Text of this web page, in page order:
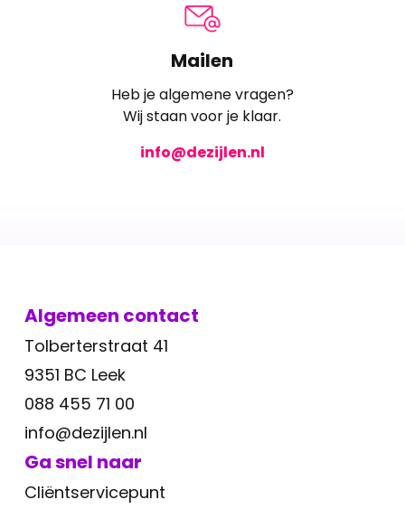
Mailen
Heb je algemene vragen?
Wij staan voor je klaar.
info@dezijlen.nl
Algemeen contact
Tolberterstraat 41
9351 BC Leek
088 455 71 00
info@dezijlen.nl
Ga snel naar
Cliëntservicepunt